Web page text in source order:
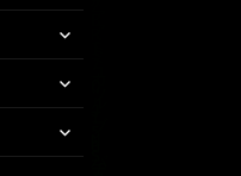
untermenü
öffnen
untermenü
öffnen
untermenü
öffnen